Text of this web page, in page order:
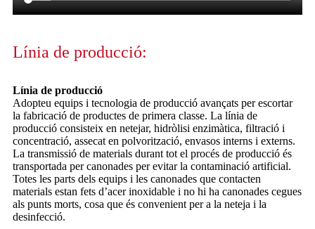
Línia de producció:
Línia de producció
Adopteu equips i tecnologia de producció avançats per escortar
la fabricació de productes de primera classe. La línia de
producció consisteix en netejar, hidròlisi enzimàtica, filtració i
concentració, assecat en polvorització, envasos interns i externs.
La transmissió de materials durant tot el procés de producció és
transportada per canonades per evitar la contaminació artificial.
Totes les parts dels equips i les canonades que contacten
materials estan fets d’acer inoxidable i no hi ha canonades cegues
als punts morts, cosa que és convenient per a la neteja i la
desinfecció.